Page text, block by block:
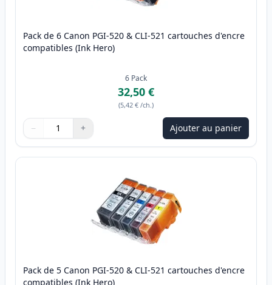
Pack de 6 Canon PGI-520 & CLI-521 cartouches d'encre
compatibles (Ink Hero)
6 Pack
32,50 €
(5,42 € /ch.)
Quantité
Utilisez les boutons pour ajuster
− +
Quantité Ajouter au panier
Pack de 5 Canon PGI-520 & CLI-521 cartouches d'encre
compatibles (Ink Hero)